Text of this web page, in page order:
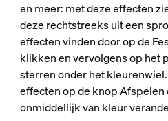
en meer: met deze effecten
deze rechtstreeks uit een
effecten vinden door op de
klikken en vervolgens op het
sterren onder het
effecten op de knop Afspelen
onmiddellijk van kleur